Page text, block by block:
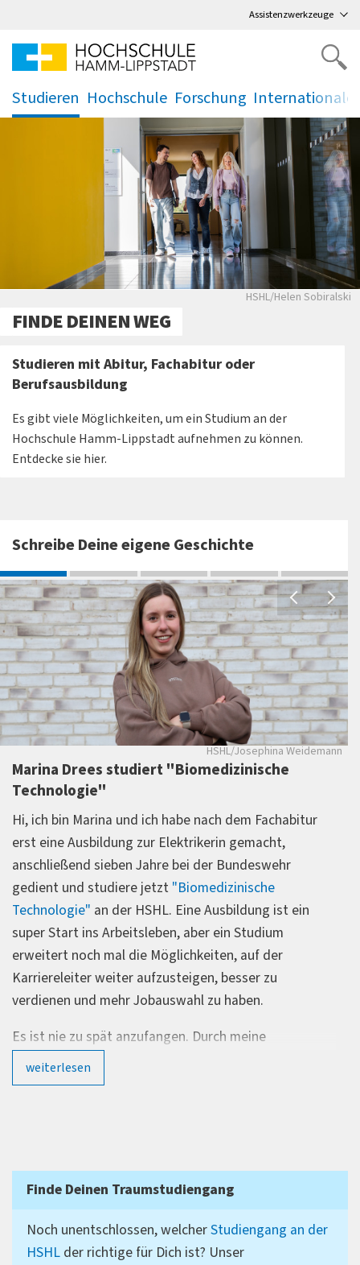
Assistenzwerkzeuge
Studieren
.
Hochschule
.
Forschung
. .
HSHL/Helen
HSHL/Helen Sobiralski
FINDE DEINEN WEG
Studieren mit Abitur, Fachabitur oder
Berufsausbildung
Es gibt viele Möglichkeiten, um ein Studium an der
Hochschule Hamm-Lippstadt aufnehmen zu können.
Entdecke sie hier.
Schreibe Deine eigene Geschichte
HSHL/Josephina Weidemann
Marina Drees studiert "Biomedizinische
Technologie"
Hi, ich bin Marina und ich habe nach dem Fachabitur
erst eine Ausbildung zur Elektrikerin gemacht,
anschließend sieben Jahre bei der Bundeswehr
gedient und studiere jetzt "Biomedizinische
Technologie" an der HSHL. Eine Ausbildung ist ein
super Start ins Arbeitsleben, aber ein Studium
erweitert noch mal die Möglichkeiten, auf der
Karriereleiter weiter aufzusteigen, besser zu
verdienen und mehr Jobauswahl zu haben.
Es ist nie zu spät anzufangen. Durch meine
Erfahrungen im Berufsleben bringe ich Skills mit, die
mir beim Studienalltag helfen. Auch wenn manche
Möglichkeit, sich später auf verschiedene Richtungen
zu spezialisieren. Mich hat es in die Informatik
arbeiten möchte.
weiterlesen
Finde Deinen Traumstudiengang
Noch unentschlossen, welcherStudiengang an der
HSHLder richtige für Dich ist? Unser